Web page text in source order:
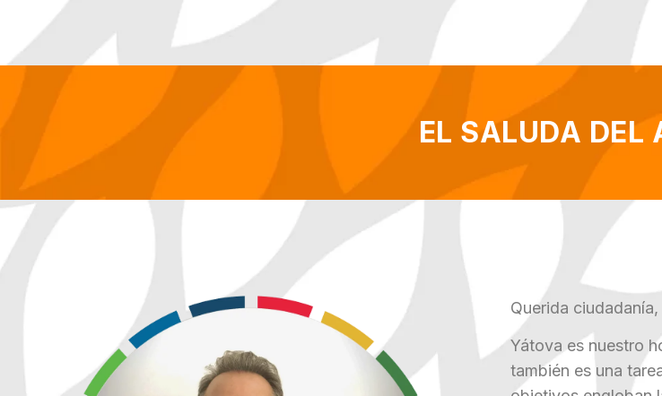
EL SALUDA DEL
Querida ciudadanía,
Yátova es nuestro
también es una